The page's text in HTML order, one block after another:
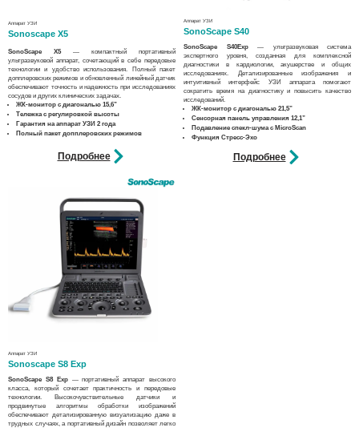
Аппарат УЗИ
Sonoscape X5
SonoScape X5— компактный портативный
ультразвуковой аппарат, сочетающий в себе передовые
технологии и удобство использования. Полный пакет
допплеровских режимов и обновленный линейный датчик
обеспечивают точность и надежность при исследованиях
сосудов и других клинических задачах.​
ЖК-монитор с диагональю 15,6”
Тележка с регулировкой высоты
Гарантия на аппарат УЗИ 2 года
Полный пакет допплеровских режимов
Подробнее
Аппарат УЗИ
SonoScape S40
SonoScape S40Exp— ультразвуковая система
экспертного уровня, созданная для комплексной
диагностики в кардиологии, акушерстве и общих
исследованиях. Детализированные изображения и
интуитивный интерфейс УЗИ аппарата помогают
сократить время на диагностику и повысить качество
исследований.
ЖК-монитор с диагональю 21,5”
Сенсорная панель управления 12,1”
Подавление спекл-шума с MicroScan
Функция Стресс-Эхо
Подробнее
Аппарат УЗИ
Sonoscape S8 Exp
SonoScape S8 Exp — портативный аппарат высокого
класса, который сочетает практичность и передовые
технологии. Высокочувствительные датчики и
продвинутые алгоритмы обработки изображений
обеспечивают детализированную визуализацию даже в
трудных случаях, а портативный дизайн позволяет легко